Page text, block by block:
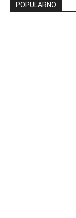
POPULARNO